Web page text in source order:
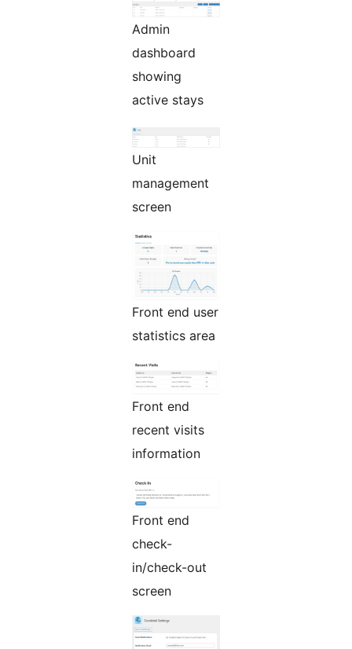
Admin
dashboard
showing
active stays
Unit
management
screen
Front end user
statistics area
Front end
recent visits
information
Front end
check-
in/check-out
screen